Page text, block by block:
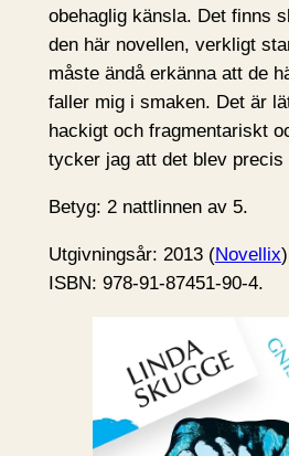
obehaglig känsla. Det finns
den här novellen, verkligt
måste ändå erkänna att de
faller mig i smaken. Det är
hackigt och fragmentariskt
tycker jag att det blev precis
Betyg: 2 nattlinnen av 5.
Utgivningsår: 2013 (Novellix
ISBN: 978-91-87451-90-4.